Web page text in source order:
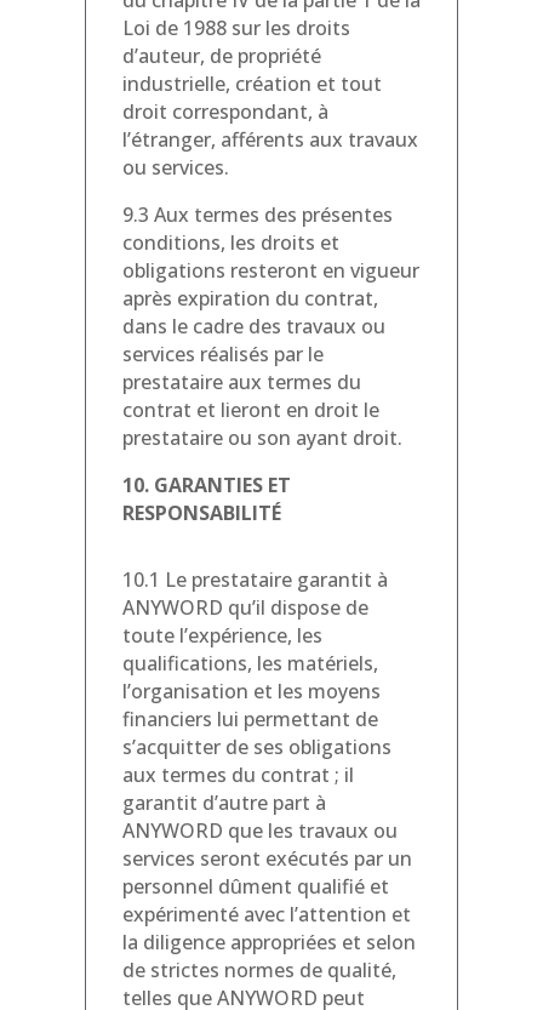
Loi de 1988 sur les droits
d’auteur, de propriété
industrielle, création et tout
droit correspondant, à
l’étranger, afférents aux travaux
ou services.
9.3 Aux termes des présentes
conditions, les droits et
obligations resteront en vigueur
après expiration du contrat,
dans le cadre des travaux ou
services réalisés par le
prestataire aux termes du
contrat et lieront en droit le
prestataire ou son ayant droit.
10. GARANTIES ET
RESPONSABILITÉ
10.1 Le prestataire garantit à
ANYWORD qu’il dispose de
toute l’expérience, les
qualifications, les matériels,
l’organisation et les moyens
financiers lui permettant de
s’acquitter de ses obligations
aux termes du contrat ; il
garantit d’autre part à
ANYWORD que les travaux ou
services seront exécutés par un
personnel dûment qualifié et
expérimenté avec l’attention et
la diligence appropriées et selon
de strictes normes de qualité,
telles que ANYWORD peut